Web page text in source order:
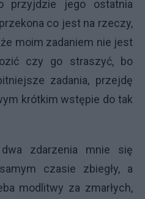
przyjdzie jego ostatnia
co jest na rzeczy,
moim zadaniem nie jest
czy go straszyć, bo
zadania, przejdę
krótkim wstępie do tak
zdarzenia mnie się
czasie zbiegły, a
modlitwy za zmarłych,